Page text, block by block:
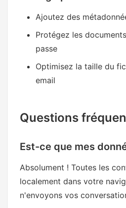
Ajoutez des
Protégez les
passe
Optimisez la taille du
email
Questions
Est-ce que mes
Absolument ! Toutes les
localement dans votre
n'envoyons vos